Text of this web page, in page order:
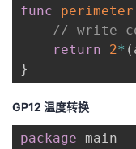
func
perimeter
// write
return
2* (
}
GP12 温度转换
package